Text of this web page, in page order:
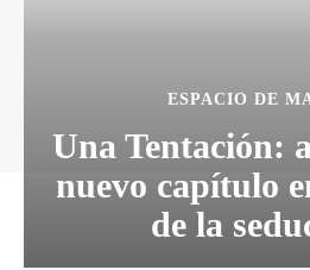
ESPACIO DE
Una Tentación:
nuevo capítulo
de la